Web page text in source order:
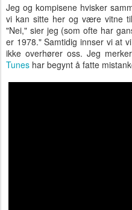
Jeg og kompisene hvisker
vi kan sitte her og være vitne
"Nei," sier jeg (som ofte har
er 1978." Samtidig innser vi at
ikke overhører oss. Jeg
Tunes har begynt å fatte